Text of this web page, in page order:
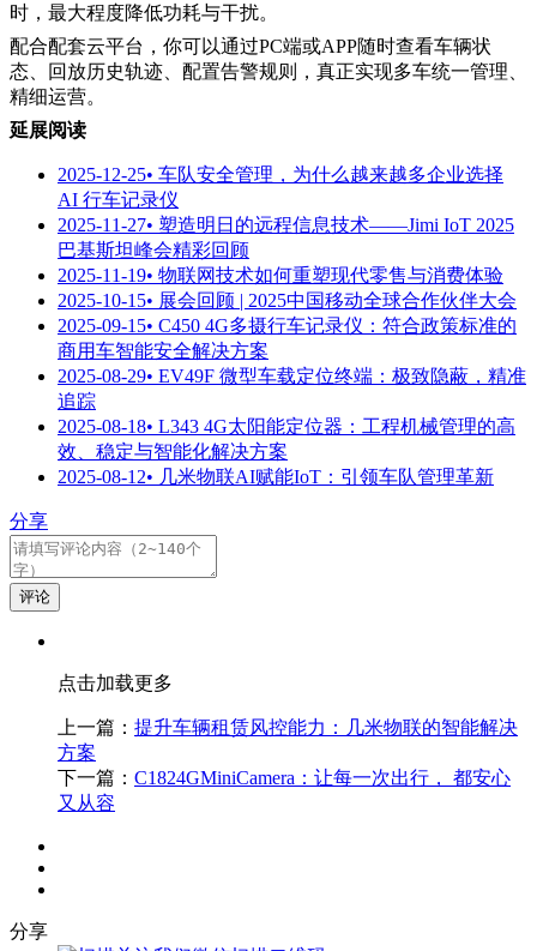
时，最大程度降低功耗与干扰。
配合配套云平台， 你可以通过PC端或APP随时查看车辆状
态、回放历史轨迹、配置告警规则，真正实现多车统一管理、
精细运营。
延展阅读
2025-12-25• 车队安全管理，为什么越来越多企业选择
AI 行车记录仪
2025-11-27• 塑造明日的远程信息技术——Jimi IoT 2025
巴基斯坦峰会精彩回顾
2025-11-19• 物联网技术如何重塑现代零售与消费体验
2025-10-15• 展会回顾 | 2025中国移动全球合作伙伴大会
2025-09-15• C450 4G多摄行车记录仪：符合政策标准的
商用车智能安全解决方案
2025-08-29• EV49F 微型车载定位终端：极致隐蔽，精准
追踪
2025-08-18• L343 4G太阳能定位器：工程机械管理的高
效、稳定与智能化解决方案
2025-08-12• 几米物联AI赋能IoT：引领车队管理革新
分享
评论
点击加载更多
上一篇： 提升车辆租赁风控能力：几米物联的智能解决
方案
下一篇： C1824GMiniCamera：让每一次出行， 都安心
又从容
分享